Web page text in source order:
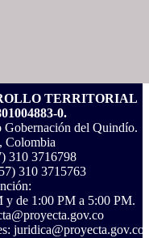
TERRITORIAL
0.
del Quindío.
Colombia
310 3716798
310 3715763‬
y de 1:00 PM a 5:00 PM.
juridica@proyecta.gov.co